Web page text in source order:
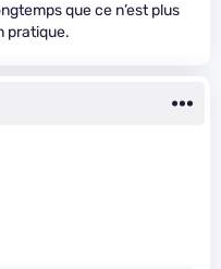
que ce n’est plus
pratique.